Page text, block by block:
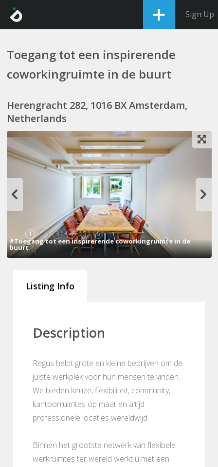
Sign Up
Toegang tot een inspirerende
coworkingruimte in de buurt
Herengracht 282, 1016 BX Amsterdam,
Netherlands
1 2 3 4 5 6
#Toegang tot een inspirerende coworkingruimte in de
buurt
Listing Info
Description
Regus helpt grote en kleine bedrijven om de
juiste werkplek voor hun mensen te vinden.
We bieden keuze, flexibiliteit, community,
kantoorruimtes op maat en altijd
professionele locaties wereldwijd.
Binnen het grootste netwerk van flexibele
werkruimtes ter wereld werkt u met een